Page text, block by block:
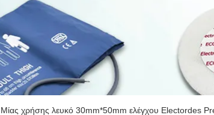
Μίας χρήσης λευκό 30mm*50mm ελέγχου Electordes